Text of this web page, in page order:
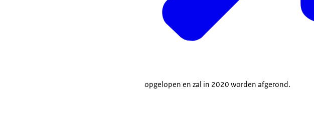
opgelopen en zal in 2020 worden afgerond.